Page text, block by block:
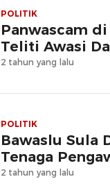
POLITIK
Panwascam
Teliti Awasi
2 tahun yang lalu
POLITIK
Bawaslu Sula
Tenaga
2 tahun yang lalu